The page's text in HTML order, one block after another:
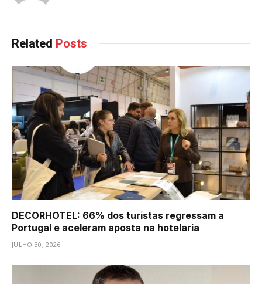
Related Posts
DECORHOTEL: 66% dos turistas regressam a
Portugal e aceleram aposta na hotelaria
JULHO 30, 2026